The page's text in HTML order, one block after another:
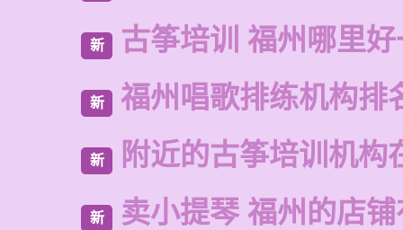
新 古筝培训 福州哪里
新 福州唱歌排练机构排
新 附近的古筝培训机构
新 卖小提琴 福州的店